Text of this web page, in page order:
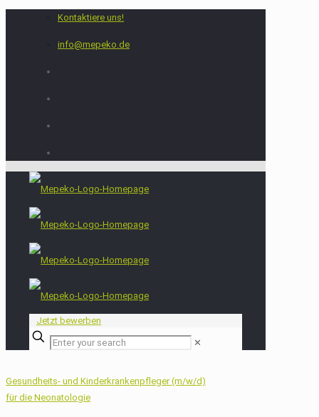
Kontaktiere uns!
info@mepeko.de
Jetzt bewerben
✕
Gesundheits- und Kinderkrankenpfleger (m/w/d)
für die Neonatologie